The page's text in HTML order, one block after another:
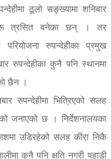
ठूलो सङ्ख्यामा शनिबार
त्रसित बनेका छन् । तर
रुपन्देहीका प्रमुख
रुपन्देहीका कुनै पनि स्थानमा
छैन ।
रुपन्देहीमा भित्रिएको सलह
जनाएको छ । निर्देशनालयका
उडिरहेको सलह कीरा निकै